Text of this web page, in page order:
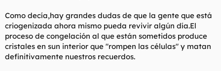
Como decía,hay grandes dudas de que la gente que está
criogenizada ahora mismo pueda revivir algún día.El
proceso de congelación al que están sometidos produce
cristales en sun interior que "rompen las células" y matan
definitivamente nuestros recuerdos.